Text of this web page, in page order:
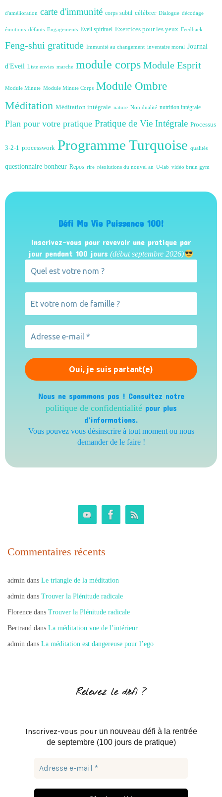
d'amélioration carte d'immunité corps subtil célébrer Dialogue décodage
émotions défauts Engagements Eveil spirituel Exercices pour les yeux Feedback
Feng-shui gratitude Immunité au changement inventaire moral Journal
d'Eveil Liste envies marche module corps Module Esprit
Module Minute Module Minute Corps Module Ombre
Méditation Méditation intégrale nature Non dualité nutrition intégrale
Plan pour votre pratique Pratique de Vie Intégrale Processus
3-2-1 processwork Programme Turquoise qualités
questionnaire bonheur Repos rire résolutions du nouvel an U-lab vidéo brain gym
Défi Ma Vie Puissance 100!
Inscrivez-vous pour revevoir une pratique par
jour pendant 100 jours (début septembre 2026)
Nous ne spammons pas ! Consultez notre
politique de confidentialitépour plus
d’informations.
Vous pouvez vous désinscrire à tout moment ou nous
demander de le faire !
Commentaires récents
admin dans Le triangle de la méditation
admin dans Trouver la Plénitude radicale
Florence dans Trouver la Plénitude radicale
Bertrand dans La méditation vue de l’intérieur
admin dans La méditation est dangereuse pour l’ego
Relevez le défi ?
Inscrivez-vous pour un nouveau défi à la rentrée
de septembre (100 jours de pratique)